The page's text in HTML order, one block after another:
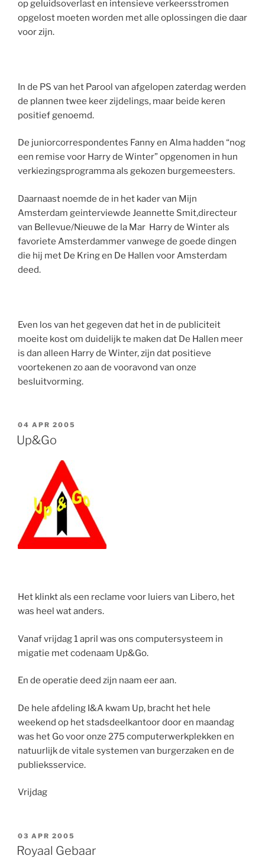
op geluidsoverlast en intensieve verkeersstromen
opgelost moeten worden met alle oplossingen die daar
voor zijn.
In de PS van het Parool van afgelopen zaterdag werden
de plannen twee keer zijdelings, maar beide keren
positief genoemd.
De juniorcorrespondentes Fanny en Alma hadden “nog
een remise voor Harry de Winter” opgenomen in hun
verkiezingsprogramma als gekozen burgemeesters.
Daarnaast noemde de in het kader van Mijn
Amsterdam geinterviewde Jeannette Smit,directeur
van Bellevue/Nieuwe de la Mar Harry de Winter als
favoriete Amsterdammer vanwege de goede dingen
die hij met De Kring en De Hallen voor Amsterdam
deed.
Even los van het gegeven dat het in de publiciteit
moeite kost om duidelijk te maken dat De Hallen meer
is dan alleen Harry de Winter, zijn dat positieve
voortekenen zo aan de vooravond van onze
besluitvorming.
GEPLAATST
OP
04 APR 2005
Up&Go
Het klinkt als een reclame voor luiers van Libero, het
was heel wat anders.
Vanaf vrijdag 1 april was ons computersysteem in
migatie met codenaam Up&Go.
En de operatie deed zijn naam eer aan.
De hele afdeling I&A kwam Up, bracht het hele
weekend op het stadsdeelkantoor door en maandag
was het Go voor onze 275 computerwerkplekken en
natuurlijk de vitale systemen van burgerzaken en de
publieksservice.
Vrijdag
GEPLAATST
OP
03 APR 2005
Royaal Gebaar